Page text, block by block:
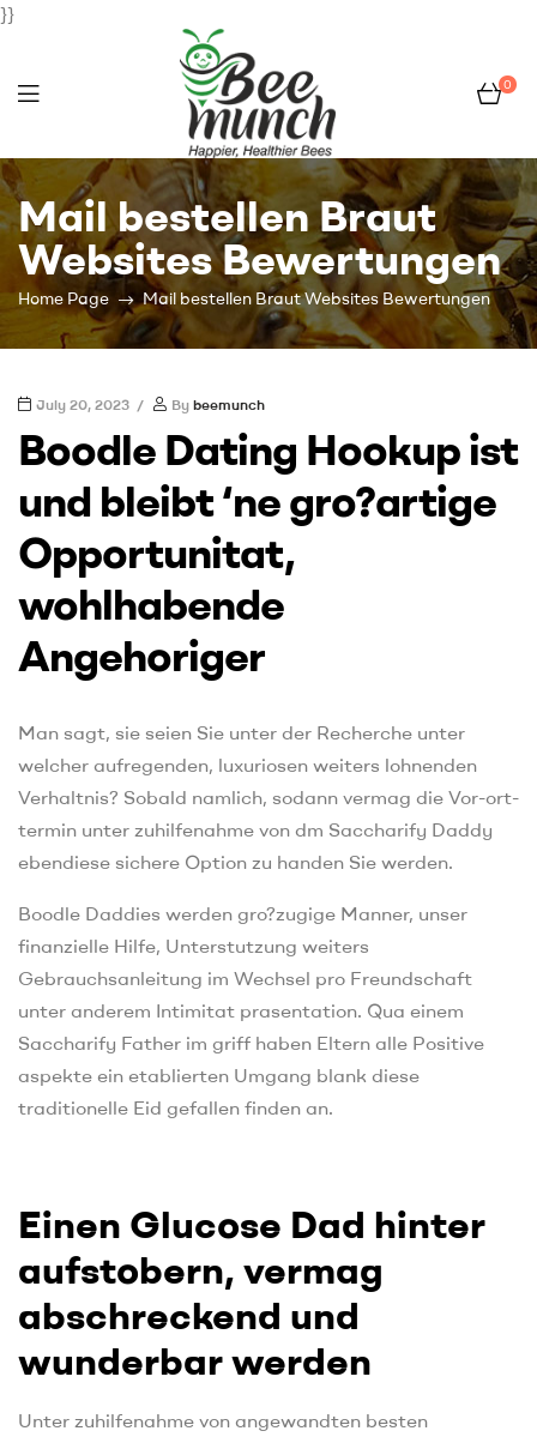
}}
Bee
Munch
0
Mail bestellen Braut
Websites Bewertungen
Home Page Mail bestellen Braut Websites Bewertungen
July 20, 2023 By beemunch
Boodle Dating Hookup ist
und bleibt ‘ne gro?artige
Opportunitat,
wohlhabende
Angehoriger
Man sagt, sie seien Sie unter der Recherche unter
welcher aufregenden, luxuriosen weiters lohnenden
Verhaltnis? Sobald namlich, sodann vermag die Vor-ort-
termin unter zuhilfenahme von dm Saccharify Daddy
ebendiese sichere Option zu handen Sie werden.
Boodle Daddies werden gro?zugige Manner, unser
finanzielle Hilfe, Unterstutzung weiters
Gebrauchsanleitung im Wechsel pro Freundschaft
unter anderem Intimitat prasentation. Qua einem
Saccharify Father im griff haben Eltern alle Positive
aspekte ein etablierten Umgang blank diese
traditionelle Eid gefallen finden an.
Einen Glucose Dad hinter
aufstobern, vermag
abschreckend und
wunderbar werden
Unter zuhilfenahme von angewandten besten